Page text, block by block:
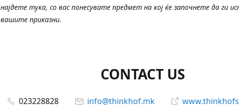
најдете тука, со вас понесувате предмет на кој ќе започнете да ги
вашите приказни.
CONTACT US
023228828 info@thinkhof.mk